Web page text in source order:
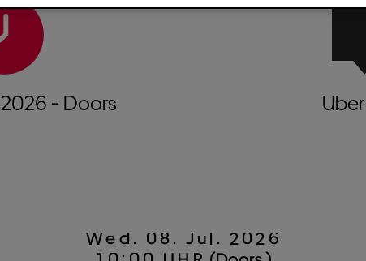
2026 - Doors
Wed. 08. Jul. 2026